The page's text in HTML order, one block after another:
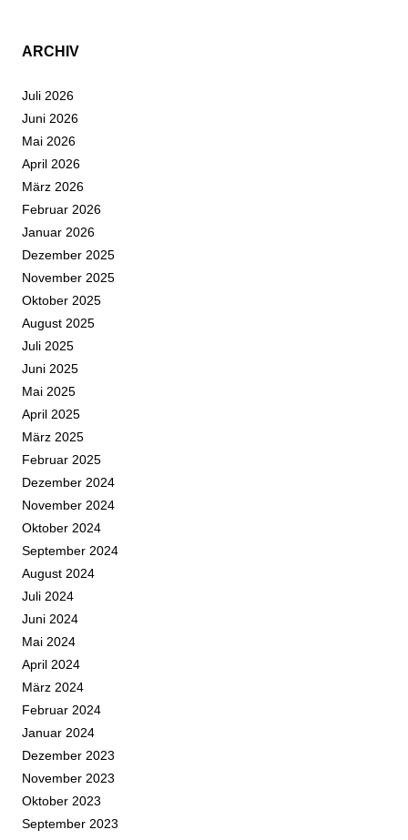
ARCHIV
Juli 2026
Juni 2026
Mai 2026
April 2026
März 2026
Februar 2026
Januar 2026
Dezember 2025
November 2025
Oktober 2025
August 2025
Juli 2025
Juni 2025
Mai 2025
April 2025
März 2025
Februar 2025
Dezember 2024
November 2024
Oktober 2024
September 2024
August 2024
Juli 2024
Juni 2024
Mai 2024
April 2024
März 2024
Februar 2024
Januar 2024
Dezember 2023
November 2023
Oktober 2023
September 2023